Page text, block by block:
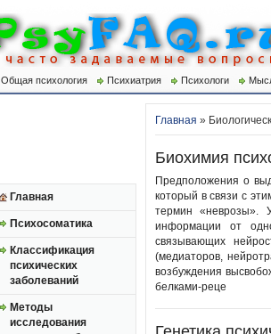
Общая психология Психиатрия Психологи
Главная
Психосоматика
Классификация
психических
заболеваний
Методы
исследования
Главная »
Биохимия
Предположения о
который в связи с
термин «неврозы».
информации от
связывающих
(медиаторов,
возбуждения
белками-реце